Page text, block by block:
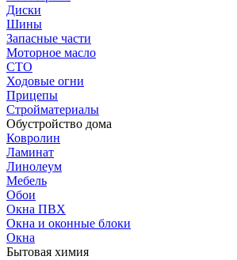
Диски
Шины
Запасные части
Моторное масло
СТО
Ходовые огни
Прицепы
Стройматериалы
Обустройство дома
Ковролин
Ламинат
Линолеум
Мебель
Обои
Окна ПВХ
Окна и оконные блоки
Окна
Бытовая химия